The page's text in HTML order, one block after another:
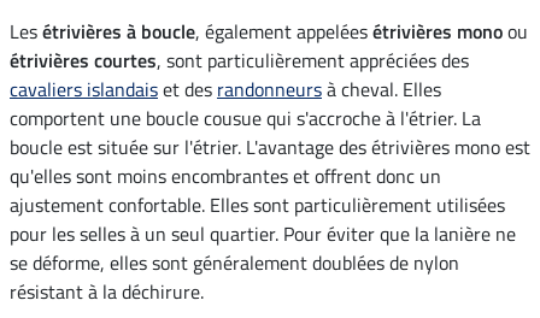
Lesétrivières à boucle, également appeléesétrivières monoou
étrivières courtes, sont particulièrement appréciées des
cavaliers islandaiset des randonneursà cheval. Elles
comportent une boucle cousue qui s'accroche à l'étrier. La
boucle est située sur l'étrier. L'avantage des étrivières mono est
qu'elles sont moins encombrantes et offrent donc un
ajustement confortable. Elles sont particulièrement utilisées
pour les selles à un seul quartier. Pour éviter que la lanière ne
se déforme, elles sont généralement doublées de nylon
résistant à la déchirure.